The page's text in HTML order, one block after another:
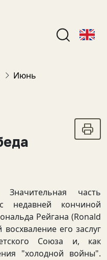
Июнь
часть
недавней кончиной
Рейгана (Ronald
его заслуг
Союза и, как
"холодной войны".